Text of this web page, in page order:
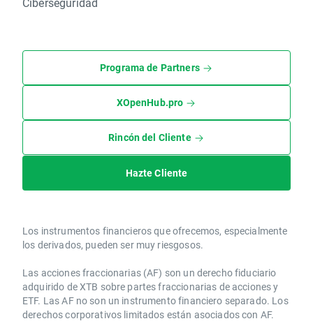
Programa de Partners
XOpenHub.pro
Rincón del Cliente
Hazte Cliente
Los instrumentos financieros que ofrecemos, especialmente
los derivados, pueden ser muy riesgosos.
Las acciones fraccionarias (AF) son un derecho fiduciario
adquirido de XTB sobre partes fraccionarias de acciones y
ETF. Las AF no son un instrumento financiero separado. Los
derechos corporativos limitados están asociados con AF.